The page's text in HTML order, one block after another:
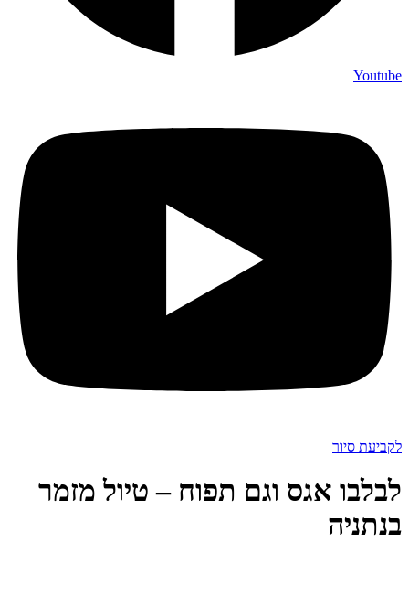
Youtube
לקביעת סיור
לבלבו אגס וגם תפוח – טיול מזמר
בנתניה